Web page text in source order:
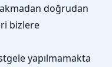
doğrudan
bizlere
yapılmamakta